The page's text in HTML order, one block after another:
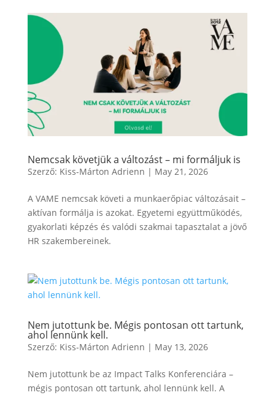
Nemcsak követjük a változást – mi formáljuk is
Szerző: Kiss-Márton Adrienn | May 21, 2026
A VAME nemcsak követi a munkaerőpiac változásait –
aktívan formálja is azokat. Egyetemi együttműködés,
gyakorlati képzés és valódi szakmai tapasztalat a jövő
HR szakembereinek.
Nem jutottunk be. Mégis pontosan ott tartunk,
ahol lennünk kell.
Szerző: Kiss-Márton Adrienn | May 13, 2026
Nem jutottunk be az Impact Talks Konferenciára –
mégis pontosan ott tartunk, ahol lennünk kell. A